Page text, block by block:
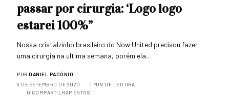
passar por cirurgia: ‘Logo logo
estarei 100%”
Nossa cristalzinho brasileiro do Now United precisou fazer
uma cirurgia na ultima semana, porém ela…
POR DANIEL PACÔNIO
9 DE SETEMBRO DE 2020
1 MIN DE LEITURA
0 COMPARTILHAMENTOS